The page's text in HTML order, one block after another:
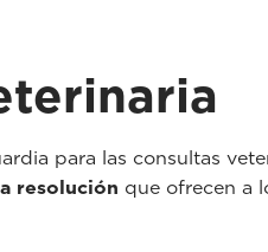
para las consultas
resolución que ofrecen a